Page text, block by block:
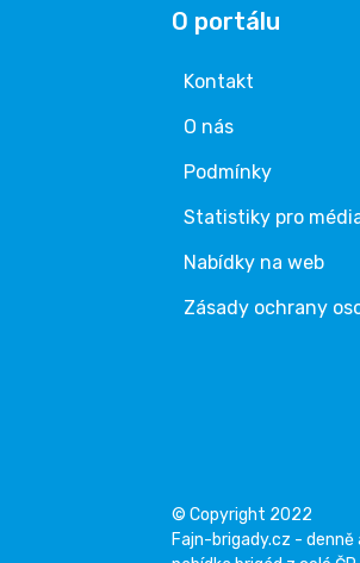
O portálu
Kontakt
O nás
Podmínky
Statistiky pro
Nabídky na web
Zásady ochrany
© Copyright 2022
Fajn-brigady.cz - denně